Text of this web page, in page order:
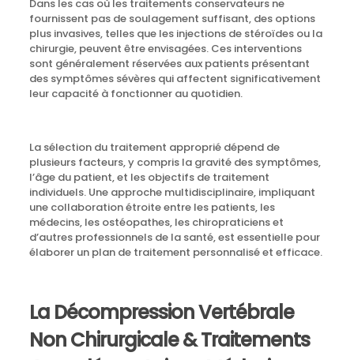
Dans les cas où les traitements conservateurs ne
fournissent pas de soulagement suffisant, des options
plus invasives, telles que les injections de stéroïdes ou la
chirurgie, peuvent être envisagées. Ces interventions
sont généralement réservées aux patients présentant
des symptômes sévères qui affectent significativement
leur capacité à fonctionner au quotidien.
La sélection du traitement approprié dépend de
plusieurs facteurs, y compris la gravité des symptômes,
l’âge du patient, et les objectifs de traitement
individuels. Une approche multidisciplinaire, impliquant
une collaboration étroite entre les patients, les
médecins, les ostéopathes, les chiropraticiens et
d’autres professionnels de la santé, est essentielle pour
élaborer un plan de traitement personnalisé et efficace.
La Décompression Vertébrale
Non Chirurgicale & Traitements